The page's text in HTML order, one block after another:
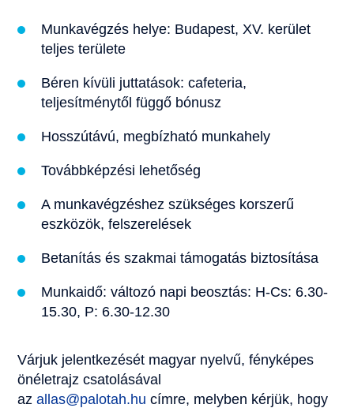
Munkavégzés helye: Budapest, XV. kerület
teljes területe
Béren kívüli juttatások: cafeteria,
teljesítménytől függő bónusz
Hosszútávú, megbízható munkahely
Továbbképzési lehetőség
A munkavégzéshez szükséges korszerű
eszközök, felszerelések
Betanítás és szakmai támogatás biztosítása
Munkaidő: változó napi beosztás: H-Cs: 6.30-
15.30, P: 6.30-12.30
Várjuk jelentkezését magyar nyelvű, fényképes
önéletrajz csatolásával
azallas@palotah.hu címre, melyben kérjük, hogy